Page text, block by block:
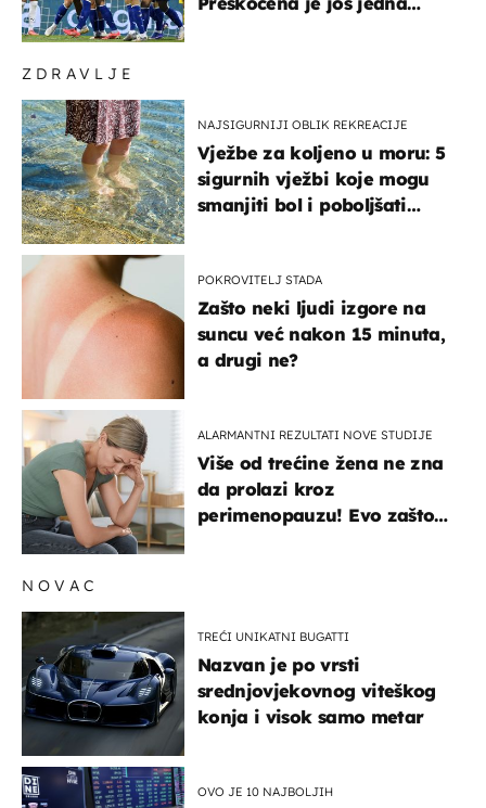
ZDRAVLJE
NAJSIGURNIJI OBLIK REKREACIJE
Vježbe za koljeno u moru: 5
sigurnih vježbi koje mogu
smanjiti bol i poboljšati
POKROVITELJ STADA
Zašto neki ljudi izgore na
suncu već nakon 15 minuta,
a drugi ne?
ALARMANTNI REZULTATI NOVE STUDIJE
Više od trećine žena ne zna
da prolazi kroz
perimenopauzu! Evo zašto
NOVAC
TREĆI UNIKATNI BUGATTI
Nazvan je po vrsti
srednjovjekovnog viteškog
konja i visok samo metar
OVO JE 10 NAJBOLJIH